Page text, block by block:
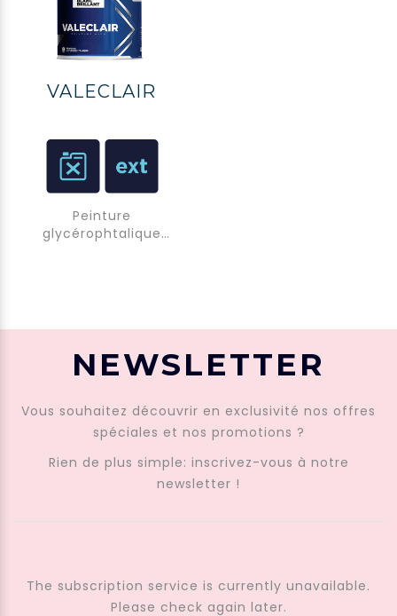
APPUYER SUR ENTRÉE POUR RECHERCHER
VALECLAIR
Peinture
glycérophtalique
NEWSLETTER
Vous souhaitez découvrir en exclusivité nos offres
spéciales et nos promotions ?
Rien de plus simple: inscrivez-vous à notre
newsletter !
The subscription service is currently unavailable.
Please check again later.